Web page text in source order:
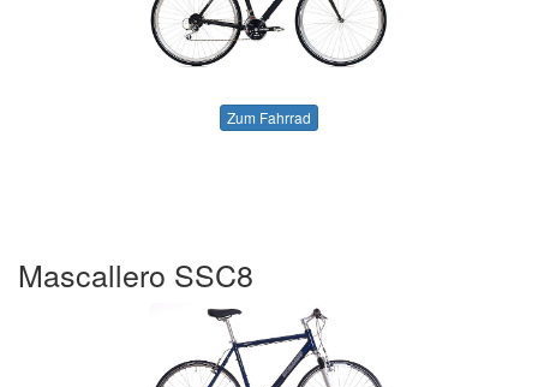
Zum Fahrrad
Mascallero SSC8